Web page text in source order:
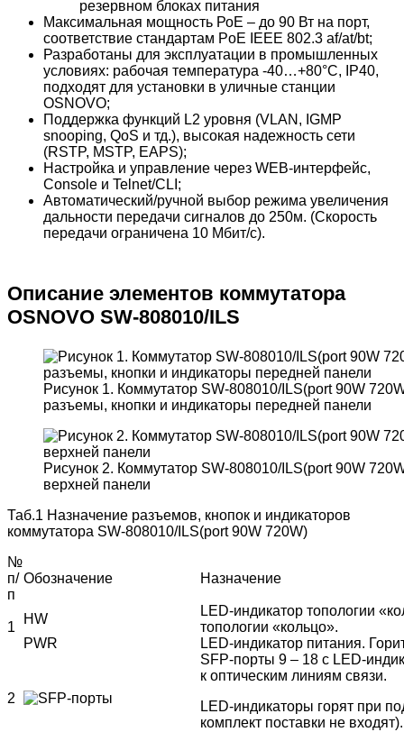
резервном блоках питания
Максимальная мощность РоЕ – до 90 Вт на порт,
соответствие стандартам PoE IEEE 802.3 af/at/bt;
Разработаны для эксплуатации в промышленных
условиях: рабочая температура -40…+80°С, IP40,
подходят для установки в уличные станции
OSNOVO;
Поддержка функций L2 уровня (VLAN, IGMP
snooping, QoS и тд.), высокая надежность сети
(RSTP, MSTP, EAPS);
Настройка и управление через WEB-интерфейс,
Console и Telnet/CLI;
Автоматический/ручной выбор режима увеличения
дальности передачи сигналов до 250м. (Скорость
передачи ограничена 10 Мбит/с).
Описание элементов коммутатора
OSNOVO SW-808010/ILS
Рисунок 1. Коммутатор SW-808010/ILS(port 90W
разъемы, кнопки и индикаторы передней панели
Рисунок 2. Коммутатор SW-808010/ILS(port 90W
верхней панели
Таб.1 Назначение разъемов, кнопок и индикаторов
коммутатора SW-808010/ILS(port 90W 720W)
№
п/
п
Обозначение Назначение
1
HW
LED-индикатор топологии
топологии «кольцо».
PWR
LED-индикатор питания.
2
SFP-порты 9 – 18 с LED-
к оптическим линиям связи.
LED-индикаторы горят при
комплект поставки не входят).